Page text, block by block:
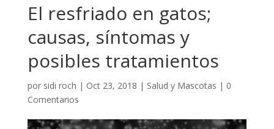
El resfriado en gatos;
causas, síntomas y
posibles tratamientos
por sidi roch | Oct 23, 2018 | Salud y Mascotas | 0
Comentarios